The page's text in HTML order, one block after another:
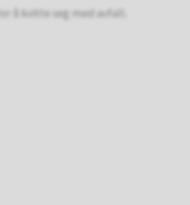
å kvitte seg med avfall.